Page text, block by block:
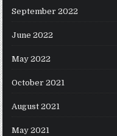
September 2022
June 2022
May 2022
October 2021
August 2021
May 2021